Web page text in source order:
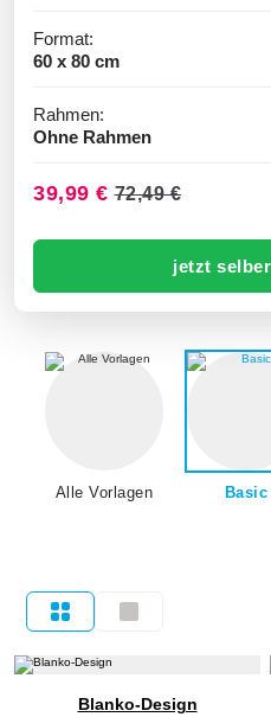
Format:
60 x 80 cm
Rahmen:
Ohne Rahmen
39,99 € 72,49 €
jetzt
Alle Vorlagen Basic
Blanko-Design